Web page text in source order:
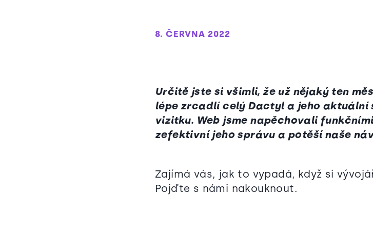
8. ČERVNA 2022
Určitě jste si všimli, že už nějaký ten
lépe zrcadlí celý Dactyl a jeho aktuální
vizitku. Web jsme napěchovali
zefektivní jeho správu a potěší naše
Zajímá vás, jak to vypadá, když si
Pojďte s námi nakouknout.